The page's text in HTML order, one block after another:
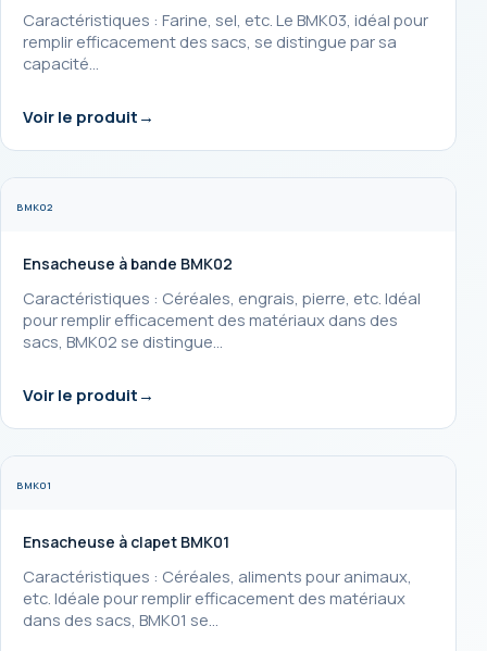
Caractéristiques : Farine, sel, etc. Le BMK03, idéal pour
remplir efficacement des sacs, se distingue par sa
capacité…
Voir le produit
BMK02
Ensacheuse à bande BMK02
Caractéristiques : Céréales, engrais, pierre, etc. Idéal
pour remplir efficacement des matériaux dans des
sacs, BMK02 se distingue…
Voir le produit
BMK01
Ensacheuse à clapet BMK01
Caractéristiques : Céréales, aliments pour animaux,
etc. Idéale pour remplir efficacement des matériaux
dans des sacs, BMK01 se…